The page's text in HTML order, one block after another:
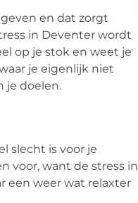
en dat zorgt
in Deventer wordt
op je stok en weet je
je eigenlijk niet
je doelen.
slecht is voor je
voor, want de stress in
een weer wat relaxter